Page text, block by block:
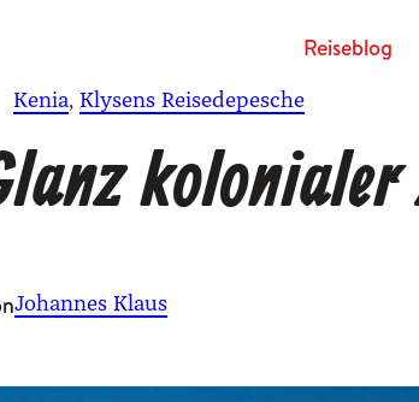
Rei­se­blog
Kenia, Klysens Reisedepesche
Johannes Klaus